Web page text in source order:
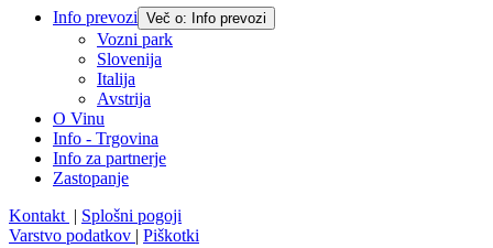
Info prevozi Več o: Info prevozi
Vozni park
Slovenija
Italija
Avstrija
O Vinu
Info - Trgovina
Info za partnerje
Zastopanje
Kontakt | Splošni pogoji
Varstvo podatkov | Piškotki